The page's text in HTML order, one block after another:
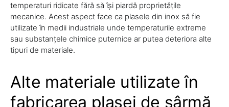
temperaturi ridicate fără să își piardă proprietățile
mecanice. Acest aspect face ca plasele din inox să fie
utilizate în medii industriale unde temperaturile extreme
sau substanțele chimice puternice ar putea deteriora alte
tipuri de materiale.
Alte materiale utilizate în
fabricarea plasei de sârmă